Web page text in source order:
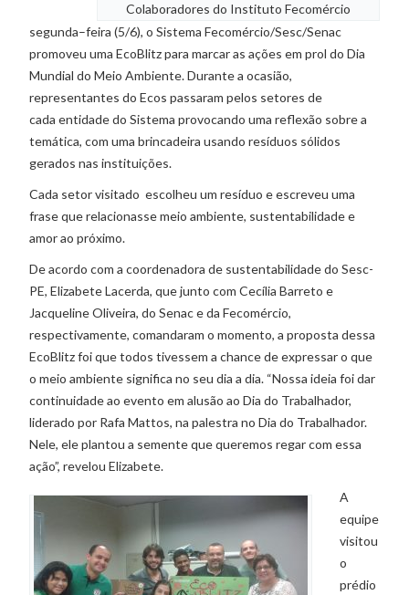
Colaboradores do Instituto Fecomércio
segunda–feira (5/6), o Sistema Fecomércio/Sesc/Senac
promoveu uma EcoBlitz para marcar as ações em prol do Dia
Mundial do Meio Ambiente. Durante a ocasião,
representantes do Ecos passaram pelos setores de
cada entidade do Sistema provocando uma reflexão sobre a
temática, com uma brincadeira usando resíduos sólidos
gerados nas instituições.
Cada setor visitado escolheu um resíduo e escreveu uma
frase que relacionasse meio ambiente, sustentabilidade e
amor ao próximo.
De acordo com a coordenadora de sustentabilidade do Sesc-
PE, Elizabete Lacerda, que junto com Cecília Barreto e
Jacqueline Oliveira, do Senac e da Fecomércio,
respectivamente, comandaram o momento, a proposta dessa
EcoBlitz foi que todos tivessem a chance de expressar o que
o meio ambiente significa no seu dia a dia. “Nossa ideia foi dar
continuidade ao evento em alusão ao Dia do Trabalhador,
liderado por Rafa Mattos, na palestra no Dia do Trabalhador.
Nele, ele plantou a semente que queremos regar com essa
ação”, revelou Elizabete.
A
equipe
visitou
o
prédio